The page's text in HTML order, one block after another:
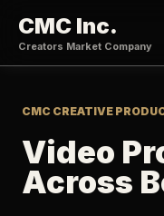
CMC Inc.
Creators Market Company
CMC CREATIVE
Video
Across